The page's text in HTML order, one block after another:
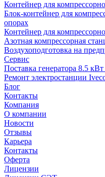
Контейнер для
Блок-контейнер для
опорах
Контейнер для
Азотная компрессорная
Воздухоподготовка на
Сервис
Поставка генератора 8.5
Ремонт электростанции
Блог
Контакты
Компания
О компании
Новости
Отзывы
Карьера
Контакты
Оферта
Лицензии